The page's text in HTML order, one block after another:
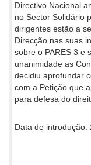
Directivo Nacional
no Sector Solidário
dirigentes estão a
Direcção nas suas
sobre o PARES 3 e
unanimidade as
decidiu aprofundar
com a Petição que
para defesa do
Data de introdução: